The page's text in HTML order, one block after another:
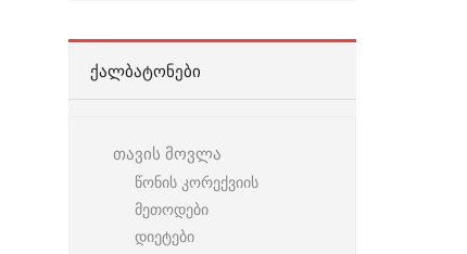
ᲥᲐᲚᲑᲐᲢᲝᲜᲔᲑᲘ
თავის მოვლა
წონის კორექვიის
მეთოდები
დიეტები